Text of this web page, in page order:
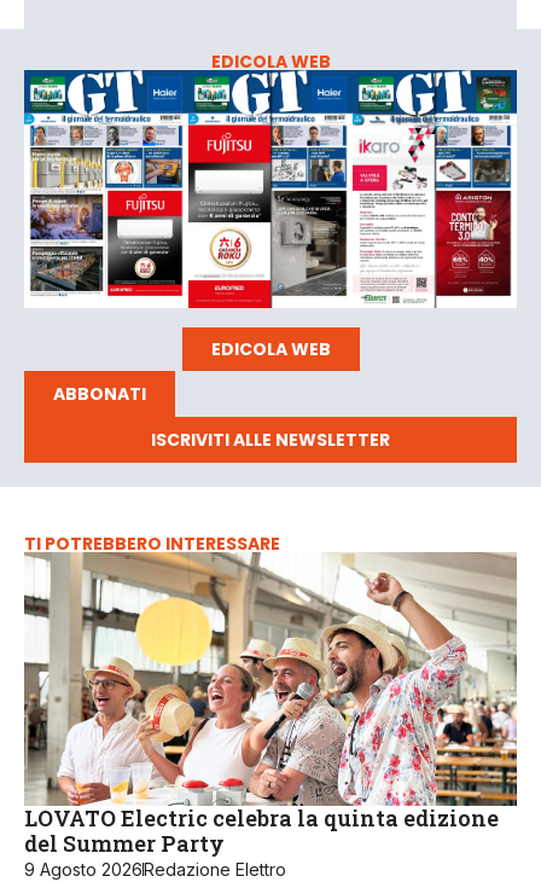
EDICOLA WEB
EDICOLA WEB
ABBONATI
ISCRIVITI ALLE NEWSLETTER
TI POTREBBERO INTERESSARE
LOVATO Electric celebra la quinta edizione
del Summer Party
9 Agosto 2026Redazione Elettro